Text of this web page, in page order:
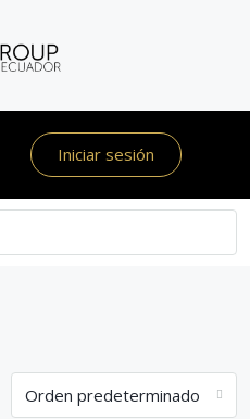
Iniciar sesión
Orden predeterminado